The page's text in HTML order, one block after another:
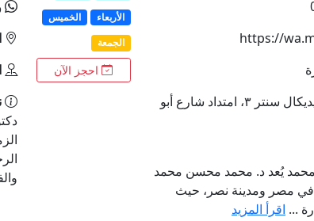
https://
عيادة ٣٤٥، مول ميديكال سنتر ٣، امتداد شارع أبو
يُعد د. محمد محسن محمد
في مصر ومدينة نصر، حيث
... اقرأ المزيد
الأربعاء
الخميس
الجمعة
احجز الآن